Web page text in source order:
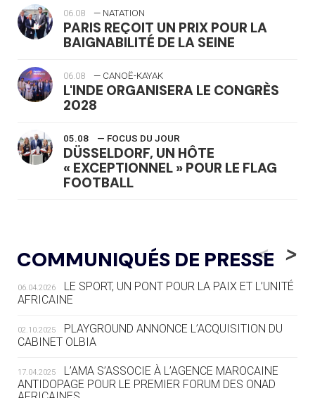
06.08 — NATATION
PARIS REÇOIT UN PRIX POUR LA
BAIGNABILITÉ DE LA SEINE
06.08 — CANOË-KAYAK
L'INDE ORGANISERA LE CONGRÈS
2028
05.08 — FOCUS DU JOUR
DÜSSELDORF, UN HÔTE
« EXCEPTIONNEL » POUR LE FLAG
FOOTBALL
LE RÊVE DE VOIR LA LUGE ALPINE
AUX JO « N'EST PAS FINI »
05.08 — TIR À L'ARC
DES MONDIAUX À BRISBANE SUR LA
ROUTE DES JO 2032
LE VILLAGE OLYMPIQUE DES ARAVIS
SE DESSINE
COMMUNIQUÉS DE PRESSE
<
06.04.2026
LE SPORT, UN PONT POUR LA PAIX ET L’UNITÉ
AFRICAINE
02.10.2025
PLAYGROUND ANNONCE L’ACQUISITION DU
CABINET OLBIA
17.04.2025
L’AMA S’ASSOCIE À L’AGENCE MAROCAINE
ANTIDOPAGE POUR LE PREMIER FORUM DES ONAD
>